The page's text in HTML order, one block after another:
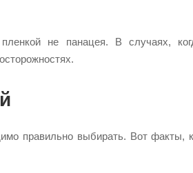
не панацея. В случаях,
правильно выбирать. Вот факты,